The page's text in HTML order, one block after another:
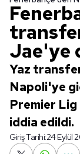
Jae'ye
Yaz
Napoli'ye
Premier
iddia edildi.
Giriş Tarihi:24 Eylül